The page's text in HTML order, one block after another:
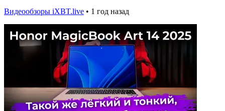
Видеообзоры iXBT.live • 1 год назад